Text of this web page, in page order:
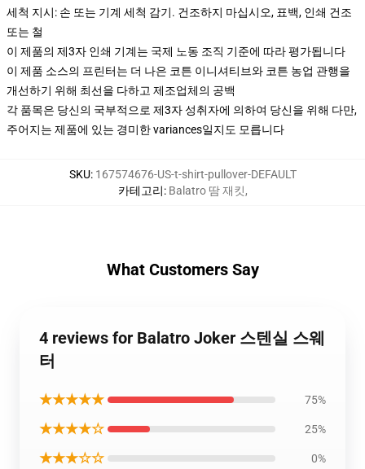
세척 지시: 손 또는 기계 세척 감기. 건조하지 마십시오, 표백, 인쇄 건조
또는 철
이 제품의 제3자 인쇄 기계는 국제 노동 조직 기준에 따라 평가됩니다
이 제품 소스의 프린터는 더 나은 코튼 이니셔티브와 코튼 농업 관행을
개선하기 위해 최선을 다하고 제조업체의 공백
각 품목은 당신의 국부적으로 제3자 성취자에 의하여 당신을 위해 다만,
주어지는 제품에 있는 경미한 variances일지도 모릅니다
SKU: 167574676-US-t-shirt-pullover-DEFAULT
카테고리: Balatro 땀 재킷,
What Customers Say
4 reviews for Balatro Joker 스텐실 스웨
터
★★★★★ 75%
★★★★☆ 25%
★★★☆☆ 0%